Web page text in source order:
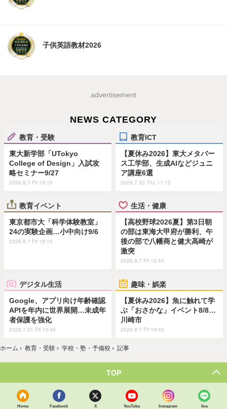
子供英語教材2026
advertisement
NEWS CATEGORY
教育・受験
東大新学部「UTokyo
College of Design」入試攻
略セミナー9/27
2026.8.7 Fri 19:15
教育ICT
【夏休み2026】東大メタバー
ス工学部、生成AIなどジュニ
ア講座6選
2026.7.30 Thu 11:15
教育イベント
東京都市大「科学体験教室」
24の実験企画…小中向け9/6
2026.8.7 Fri 18:15
生活・健康
【高校野球2026夏】第3日朝
の部は東海大甲府が勝利、午
後の部で八幡商と健大高崎が
激突
2026.8.7 Fri 12:45
デジタル生活
Google、アプリ向け年齢確認
APIを年内に世界展開…未成年
者保護を強化
2026.7.31 Fri 13:45
趣味・娯楽
【夏休み2026】魚に触れて学
ぶ「おさかな」イベント8/8…
川崎市
2026.8.7 Fri 10:45
ホーム › 教育・受験 › 学校・塾・予備校 › 記事
TOP
Home Facebook X YouTube Instagram line